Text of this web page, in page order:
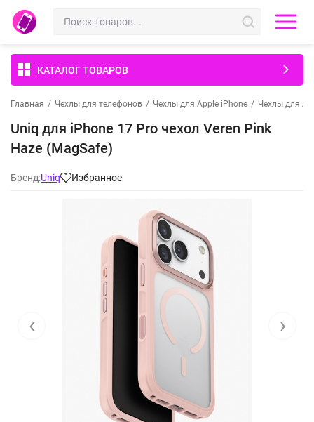
КАТАЛОГ ТОВАРОВ
Главная / Чехлы для телефонов / Чехлы для Apple iPhone / Чехлы для
Uniq для iPhone 17 Pro чехол Veren Pink
Haze (MagSafe)
Бренд:Uniq Избранное
‹ ›